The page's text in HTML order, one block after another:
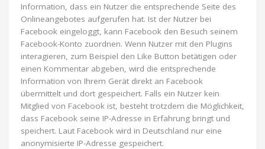
Information, dass ein Nutzer die entsprechende Seite des
Onlineangebotes aufgerufen hat. Ist der Nutzer bei
Facebook eingeloggt, kann Facebook den Besuch seinem
Facebook-Konto zuordnen. Wenn Nutzer mit den Plugins
interagieren, zum Beispiel den Like Button betätigen oder
einen Kommentar abgeben, wird die entsprechende
Information von Ihrem Gerät direkt an Facebook
übermittelt und dort gespeichert. Falls ein Nutzer kein
Mitglied von Facebook ist, besteht trotzdem die Möglichkeit,
dass Facebook seine IP-Adresse in Erfahrung bringt und
speichert. Laut Facebook wird in Deutschland nur eine
anonymisierte IP-Adresse gespeichert.